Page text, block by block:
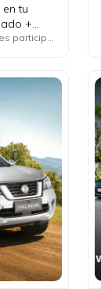
tu
+
Consulta las ubicaciones participantes